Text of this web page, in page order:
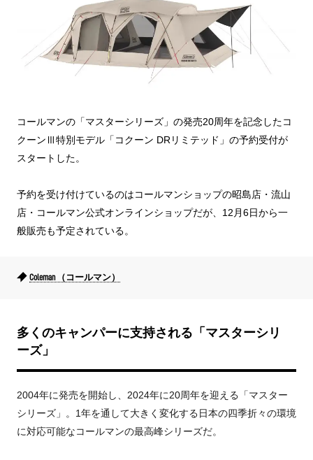
コールマンの「マスターシリーズ」の発売20周年を記念したコ
クーンⅢ特別モデル「コクーン DRリミテッド」の予約受付が
スタートした。
予約を受け付けているのはコールマンショップの昭島店・流山
店・コールマン公式オンラインショップだが、12月6日から一
般販売も予定されている。
Coleman （コールマン）
多くのキャンパーに支持される「マスターシリ
ーズ」
2004年に発売を開始し、2024年に20周年を迎える「マスター
シリーズ」。1年を通して大きく変化する日本の四季折々の環境
に対応可能なコールマンの最高峰シリーズだ。